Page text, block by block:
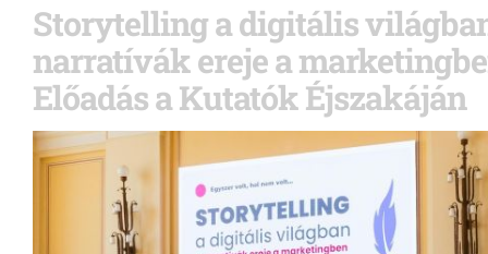
Storytelling a digitális
narratívák ereje a
Előadás a Kutatók Éjszakáján